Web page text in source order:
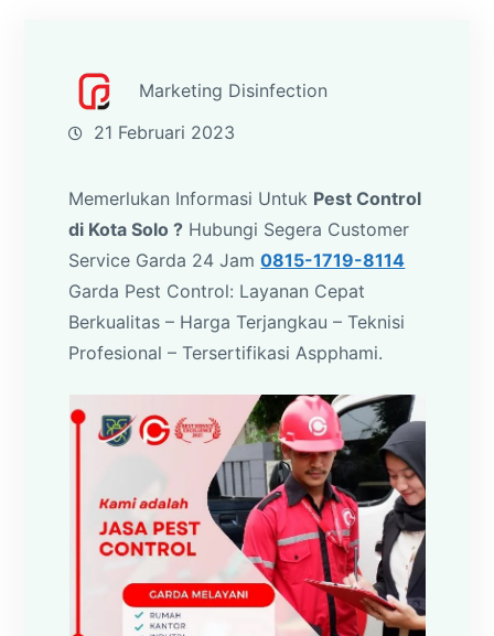
Marketing Disinfection
21 Februari 2023
Memerlukan Informasi Untuk Pest Control
di Kota Solo ? Hubungi Segera Customer
Service Garda 24 Jam0815-1719-8114
Garda Pest Control: Layanan Cepat
Berkualitas – Harga Terjangkau – Teknisi
Profesional – Tersertifikasi Aspphami.